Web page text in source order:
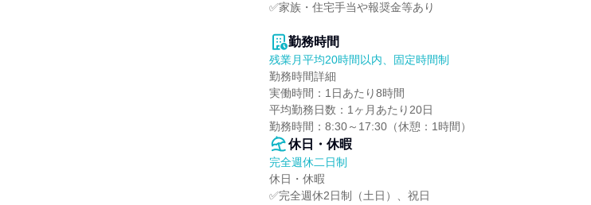
✅家族・住宅手当や報奨金等あり
勤務時間
残業月平均20時間以内、固定時間制
勤務時間詳細
実働時間：1日あたり8時間
平均勤務日数：1ヶ月あたり20日
勤務時間：8:30～17:30（休憩：1時間）
休日・休暇
完全週休二日制
休日・休暇
✅完全週休2日制（土日）、祝日